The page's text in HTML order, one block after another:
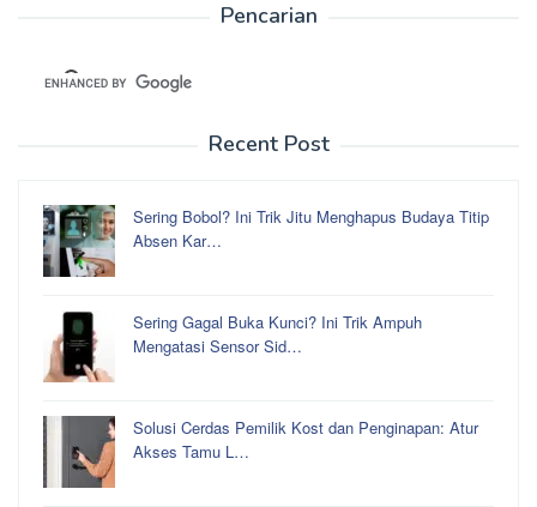
Pencarian
Recent Post
Sering Bobol? Ini Trik Jitu Menghapus Budaya Titip
Absen Kar…
Sering Gagal Buka Kunci? Ini Trik Ampuh
Mengatasi Sensor Sid…
Solusi Cerdas Pemilik Kost dan Penginapan: Atur
Akses Tamu L…